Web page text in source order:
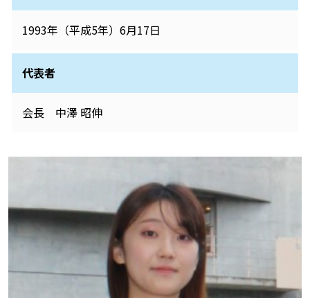
1993年（平成5年）6月17日
代表者
会長 中澤 昭伸